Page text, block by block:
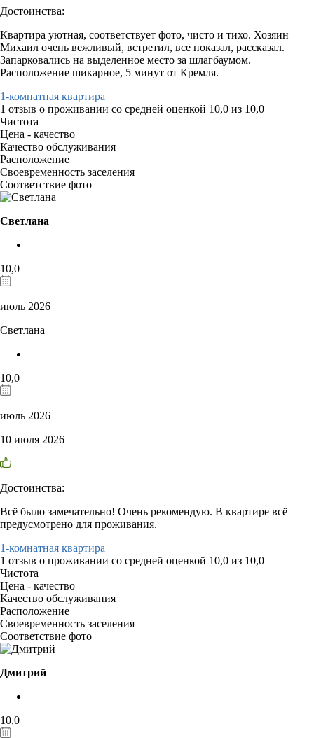
Достоинства:
Квартира уютная, соответствует фото, чисто и тихо. Хозяин
Михаил очень вежливый, встретил, все показал, рассказал.
Запарковались на выделенное место за шлагбаумом.
Расположение шикарное, 5 минут от Кремля.
1-комнатная квартира
1 отзыв о проживании со средней оценкой 10,0 из 10,0
Чистота
Цена - качество
Качество обслуживания
Расположение
Своевременность заселения
Соответствие фото
Светлана
10,0
июль 2026
Светлана
10,0
июль 2026
10 июля 2026
Достоинства:
Всё было замечательно! Очень рекомендую. В квартире всё
предусмотрено для проживания.
1-комнатная квартира
1 отзыв о проживании со средней оценкой 10,0 из 10,0
Чистота
Цена - качество
Качество обслуживания
Расположение
Своевременность заселения
Соответствие фото
Дмитрий
10,0